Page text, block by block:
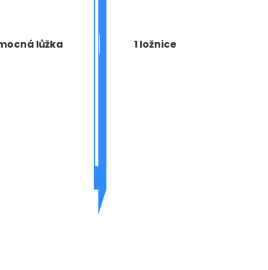
lůžka 1 ložnice